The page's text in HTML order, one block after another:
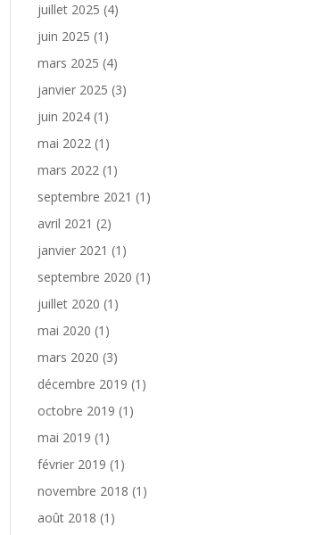
juillet 2025 (4)
juin 2025 (1)
mars 2025 (4)
janvier 2025 (3)
juin 2024 (1)
mai 2022 (1)
mars 2022 (1)
septembre 2021 (1)
avril 2021 (2)
janvier 2021 (1)
septembre 2020 (1)
juillet 2020 (1)
mai 2020 (1)
mars 2020 (3)
décembre 2019 (1)
octobre 2019 (1)
mai 2019 (1)
février 2019 (1)
novembre 2018 (1)
août 2018 (1)